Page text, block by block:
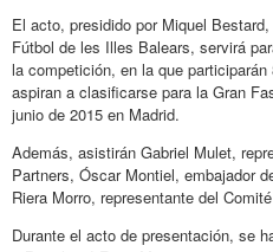
El acto, presidido por Miquel
Fútbol de les Illes Balears, servirá
la competición, en la que
aspiran a clasificarse para la Gran
junio de 2015 en Madrid.
Además, asistirán Gabriel Mulet,
Partners, Óscar Montiel, embajador
Riera Morro, representante del
Durante el acto de presentación, se